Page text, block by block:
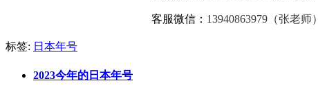
客服微信： 13940863979（张老师）
标签: 日本年号
2023今年的日本年号